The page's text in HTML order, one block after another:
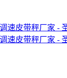
速皮带秤厂家 -
速皮带秤厂家 -